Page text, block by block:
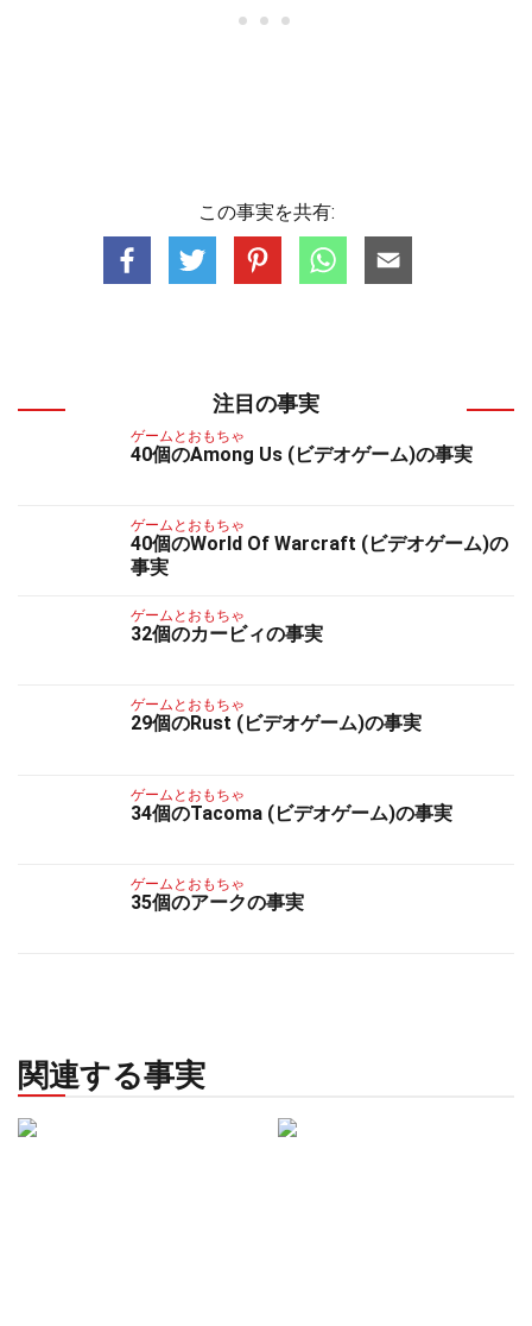
この事実を共有:
注目の事実
ゲームとおもちゃ
40個のAmong Us (ビデオゲーム)の事実
ゲームとおもちゃ
40個のWorld Of Warcraft (ビデオゲーム)の
事実
ゲームとおもちゃ
32個のカービィの事実
ゲームとおもちゃ
29個のRust (ビデオゲーム)の事実
ゲームとおもちゃ
34個のTacoma (ビデオゲーム)の事実
ゲームとおもちゃ
35個のアークの事実
関連する事実